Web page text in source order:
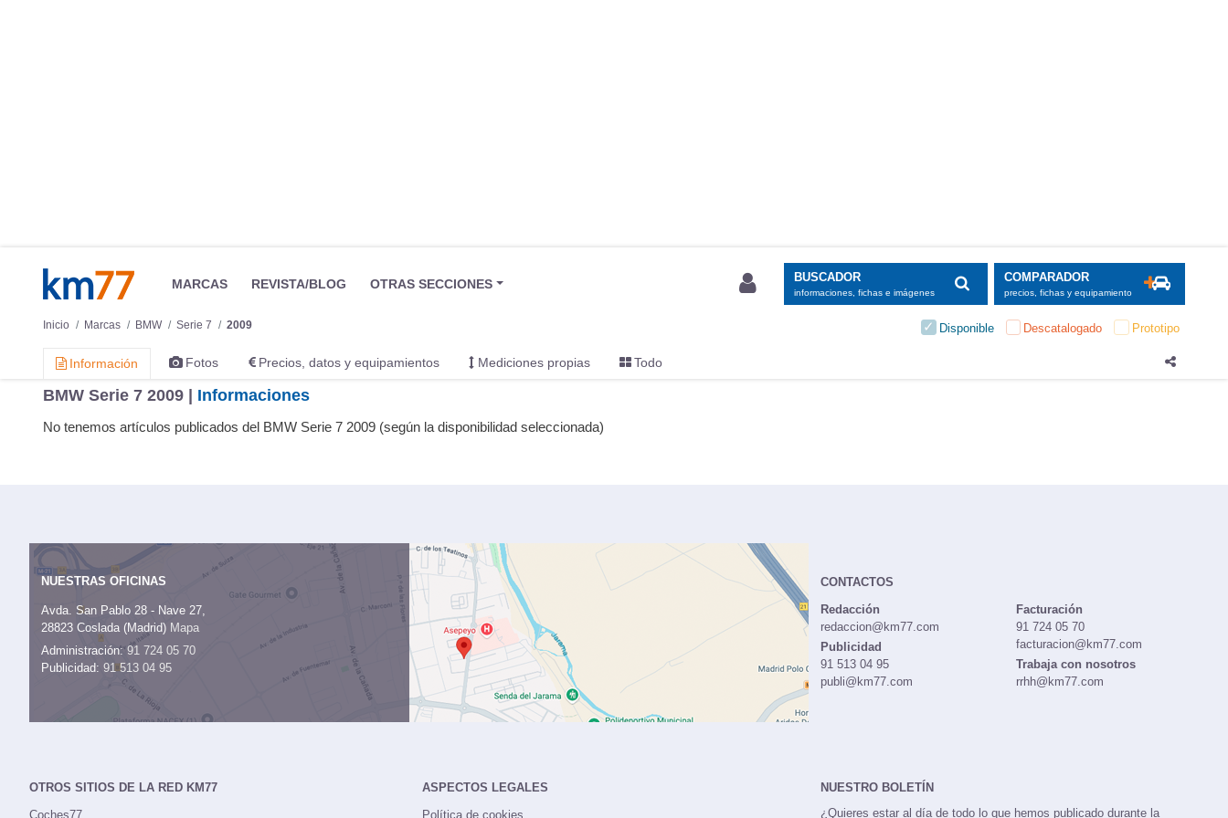
MARCAS REVISTA/BLOG OTRAS SECCIONES BUSCADOR
informaciones, fichas e imágenes
COMPARADOR
precios, fichas y equipamiento
Inicio Marcas BMW Serie 7 2009 Disponible Descatalogado Prototipo
Información Fotos Precios, datos y equipamientos Mediciones propias Todo
BMW Serie 7 2009 | Informaciones
No tenemos artículos publicados del BMW Serie 7 2009 (según la disponibilidad seleccionada)
NUESTRAS OFICINAS
Avda. San Pablo 28 - Nave 27,
28823 Coslada (Madrid) Mapa
Administración:91 724 05 70
Publicidad: 91 513 04 95
CONTACTOS
Redacción
redaccion@km77.com
Publicidad
91 513 04 95
publi@km77.com
Facturación
91 724 05 70
facturacion@km77.com
Trabaja con nosotros
rrhh@km77.com
OTROS SITIOS DE LA RED KM77
Coches77
ASPECTOS LEGALES
Política de cookies
NUESTRO BOLETÍN
¿Quieres estar al día de todo lo que hemos publicado durante la